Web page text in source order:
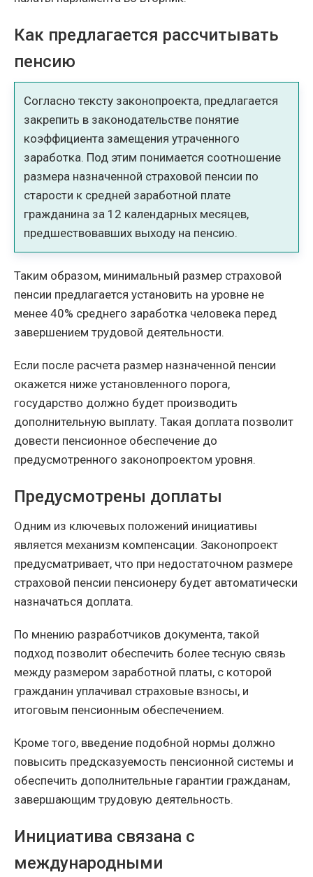
Как предлагается рассчитывать
пенсию
Согласно тексту законопроекта, предлагается
закрепить в законодательстве понятие
коэффициента замещения утраченного
заработка. Под этим понимается соотношение
размера назначенной страховой пенсии по
старости к средней заработной плате
гражданина за 12 календарных месяцев,
предшествовавших выходу на пенсию.
Таким образом, минимальный размер страховой
пенсии предлагается установить на уровне не
менее 40% среднего заработка человека перед
завершением трудовой деятельности.
Если после расчета размер назначенной пенсии
окажется ниже установленного порога,
государство должно будет производить
дополнительную выплату. Такая доплата позволит
довести пенсионное обеспечение до
предусмотренного законопроектом уровня.
Предусмотрены доплаты
Одним из ключевых положений инициативы
является механизм компенсации. Законопроект
предусматривает, что при недостаточном размере
страховой пенсии пенсионеру будет автоматически
назначаться доплата.
По мнению разработчиков документа, такой
подход позволит обеспечить более тесную связь
между размером заработной платы, с которой
гражданин уплачивал страховые взносы, и
итоговым пенсионным обеспечением.
Кроме того, введение подобной нормы должно
повысить предсказуемость пенсионной системы и
обеспечить дополнительные гарантии гражданам,
завершающим трудовую деятельность.
Инициатива связана с
международными